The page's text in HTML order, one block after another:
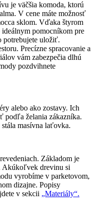
je väčšia komoda, ktorú
V cene máte možnosť
sklom. Vďaka štyrom
pomocníkom pre
potrebujete uložiť.
Precízne spracovanie a
vám zabezpečia dlhú
pozdvihnete
alebo ako zostavy. Ich
podľa želania zákazníka.
masívna laťovka.
Základom je
Akúkoľvek drevinu si
vyrobíme v parketovom,
dizajne. Popisy
v sekcii „Materiály“.